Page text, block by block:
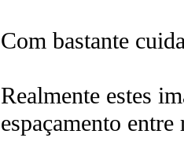
Com bastante
Realmente estes
espaçamento